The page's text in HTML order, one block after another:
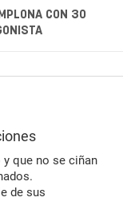
CON 30
que no se ciñan
de sus